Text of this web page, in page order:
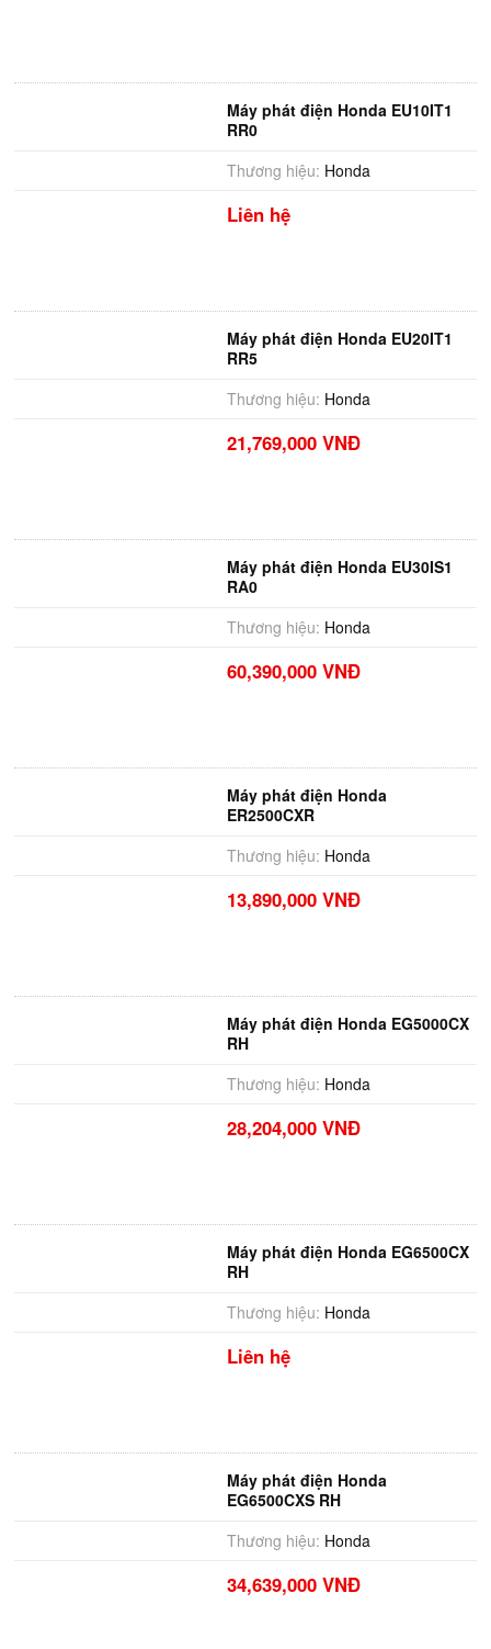
Máy phát điện Honda EU10IT1
RR0
Thương hiệu: Honda
Liên hệ
Máy phát điện Honda EU20IT1
RR5
Thương hiệu: Honda
21,769,000 VNĐ
Máy phát điện Honda EU30IS1
RA0
Thương hiệu: Honda
60,390,000 VNĐ
Máy phát điện Honda
ER2500CXR
Thương hiệu: Honda
13,890,000 VNĐ
Máy phát điện Honda EG5000CX
RH
Thương hiệu: Honda
28,204,000 VNĐ
Máy phát điện Honda EG6500CX
RH
Thương hiệu: Honda
Liên hệ
Máy phát điện Honda
EG6500CXS RH
Thương hiệu: Honda
34,639,000 VNĐ